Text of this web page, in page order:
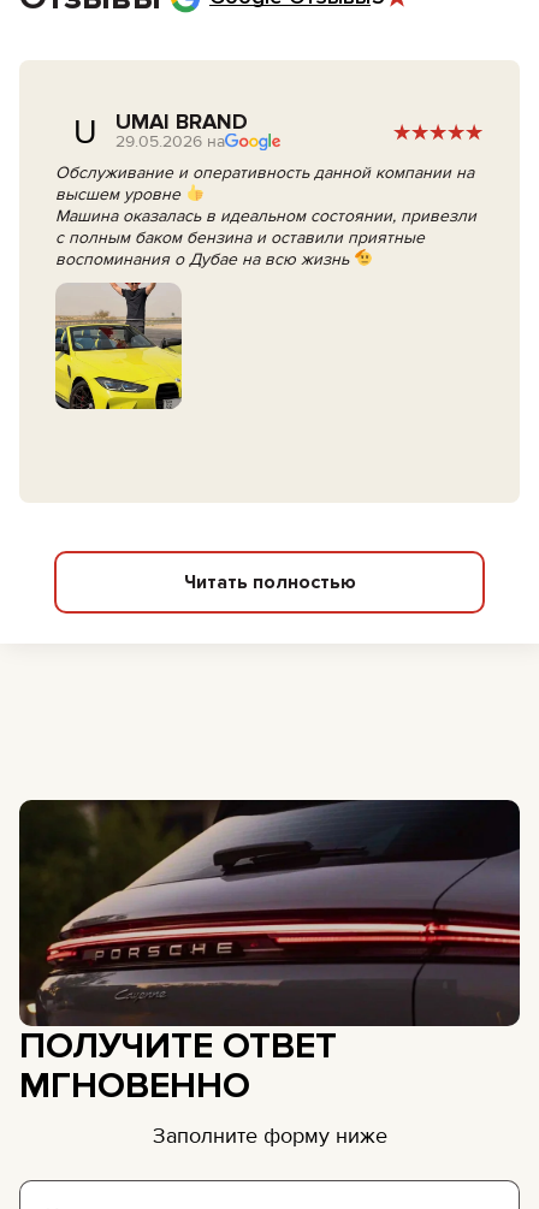
U UMAI BRAND
29.05.2026 на
Обслуживание и оперативность данной компании на
высшем уровне
Машина оказалась в идеальном состоянии, привезли
с полным баком бензина и оставили приятные
воспоминания о Дубае на всю жизнь
Читать полностью
ПОЛУЧИТЕ ОТВЕТ
МГНОВЕННО
Заполните форму ниже